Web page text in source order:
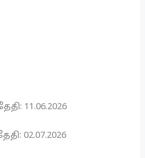
11.06.2026
02.07.2026